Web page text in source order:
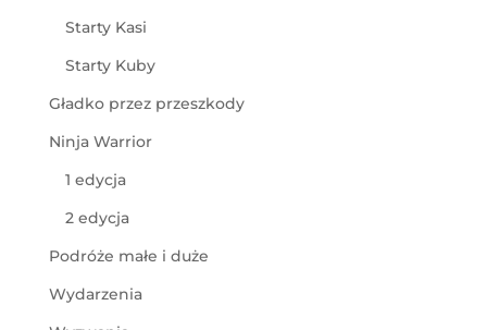
Starty Kasi
Starty Kuby
Gładko przez przeszkody
Ninja Warrior
1 edycja
2 edycja
Podróże małe i duże
Wydarzenia